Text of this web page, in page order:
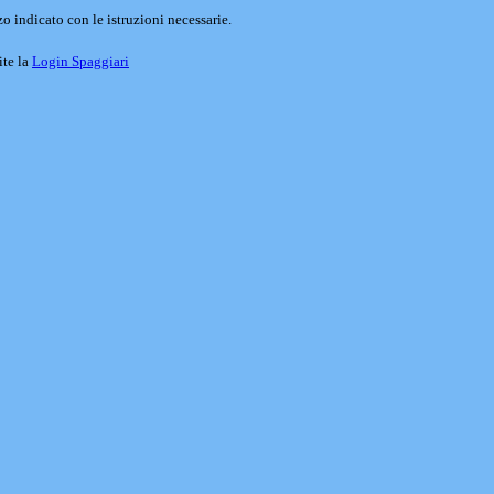
indicato con le istruzioni necessarie.
la Login Spaggiari